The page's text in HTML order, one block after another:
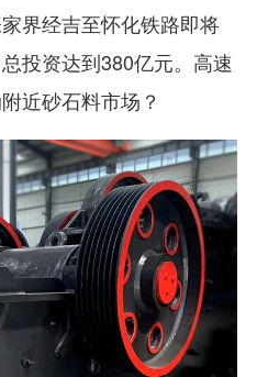
界经吉至怀化铁路即将
投资达到380亿元。高速
近砂石料市场？